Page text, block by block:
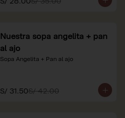
Nuestra sopa angelita + pan
al ajo
Sopa Angelita + Pan al ajo
S/ 31.50S/ 42.00